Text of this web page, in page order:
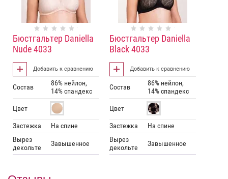
Бюстгальтер Daniella
Nude 4033
Добавить к сравнению
Состав
86% нейлон,
14% спандекс
Цвет
Застежка
На спине
Вырез
декольте
Завышенное
Бюстгальтер Daniella
Black 4033
Добавить к сравнению
Состав
86% нейлон,
14% спандекс
Цвет
Застежка
На спине
Вырез
декольте
Завышенное